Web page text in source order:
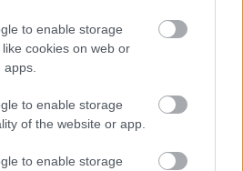
to enable storage
cookies on web or
to enable storage
of the website or app.
to enable storage
ben, magyar fordulóval